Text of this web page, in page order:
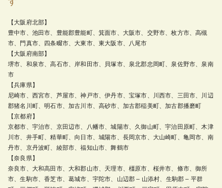
【大阪府北部】
豊中市、池田市、豊能郡豊能町、箕面市、大阪市、交野市、枚方市、高槻
市、門真市、四条畷市、大東市、東大阪市、八尾市
【大阪府南部】
堺市、和泉市、高石市、岸和田市、貝塚市、泉北郡忠岡町、泉佐野市、泉南
市
【兵庫県】
尼崎市、西宮市、芦屋市、神戸市、伊丹市、宝塚市、川西市、三田市、川辺
郡猪名川町、明石市、加古川市、高砂市、加古郡稲美町、加古郡播磨町
【京都府】
京都市、宇治市、京田辺市、八幡市、城陽市、久御山町、宇治田原町、木津
川市、井手町、精華町、向日市、城陽市、長岡京市、大山崎町、亀岡市、南
丹市、京丹波町、綾部市、福知山市、舞鶴市
【奈良県】
奈良市、大和高田市、大和郡山市、天理市、橿原市、桜井市、條市、御所
市、生駒市、香芝市、葛城市、宇陀市、山辺郡 – 山添村、生駒郡 – 平群